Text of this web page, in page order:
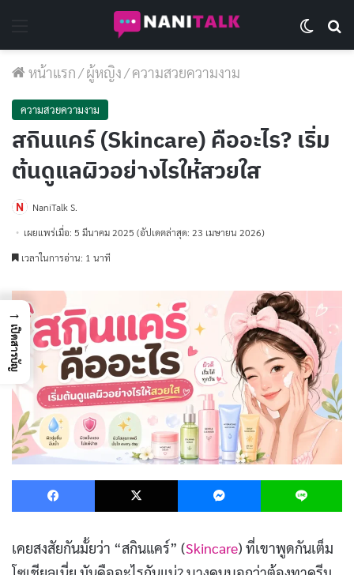
หน้าแรก/ผู้หญิง/ความสวยความงาม
ความสวยความงาม
สกินแคร์ (Skincare) คืออะไร? เริ่ม
ต้นดูแลผิวอย่างไรให้สวยใส
NaniTalk S.
เผยแพร่เมื่อ: 5 มีนาคม 2025 (อัปเดตล่าสุด: 23 เมษายน 2026)
เวลาในการอ่าน: 1 นาที
Facebook X Messenger
เคยสงสัยกันมั้ยว่า “สกินแคร์” (Skincare) ที่เขาพูดกันเต็ม
→
เปิดสารบัญ